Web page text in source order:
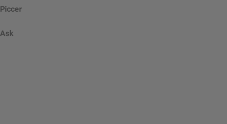
Piccer
Ask